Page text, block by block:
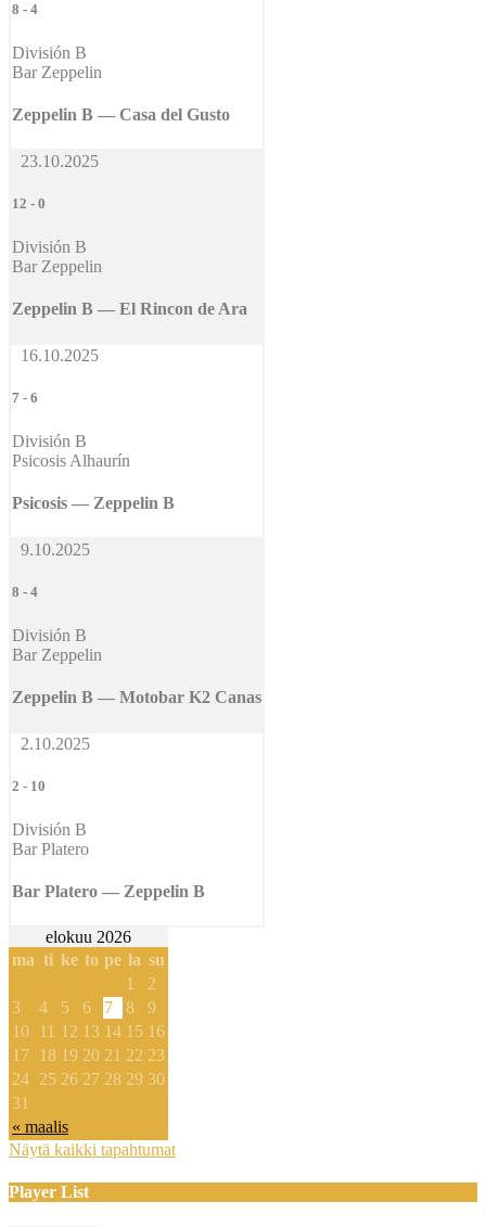
8 - 4
División B
Bar Zeppelin
Zeppelin B — Casa del Gusto
23.10.2025
12 - 0
División B
Bar Zeppelin
Zeppelin B — El Rincon de Ara
16.10.2025
7 - 6
División B
Psicosis Alhaurín
Psicosis — Zeppelin B
9.10.2025
8 - 4
División B
Bar Zeppelin
Zeppelin B — Motobar K2 Canas
2.10.2025
2 - 10
División B
Bar Platero
Bar Platero — Zeppelin B
elokuu 2026
ma ti ke to pe la su
« maalis
1
2
3
4 5 6 7 8
9
10 11 12 13 14 15 16
17 18 19 20 21 22 23
24 25 26 27 28 29 30
31
Näytä kaikki tapahtumat
Player List